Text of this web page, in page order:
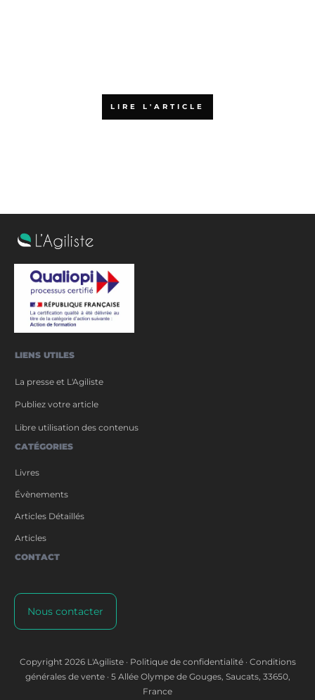
LIRE L'ARTICLE
LIENS UTILES
La presse et L'Agiliste
Publiez votre article
Libre utilisation des contenus
CATÉGORIES
Livres
Évènements
Articles Détaillés
Articles
CONTACT
Nous contacter
Copyright 2026 L'Agiliste· Politique de confidentialité· Conditions
générales de vente· 5 Allée Olympe de Gouges, Saucats, 33650,
France